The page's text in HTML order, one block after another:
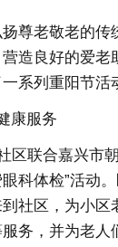
老敬老的传
造良好的爱老
系列重阳节活
服务
联合嘉兴市朝
科体检”活动
社区，为小区
务，并为老人